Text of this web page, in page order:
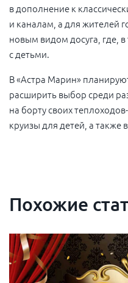
в дополнение к
и каналам, а для жителей
новым видом досуга, где,
с детьми.
В «Астра Марин»
расширить выбор среди
на борту своих
круизы для детей, а также
Похожие